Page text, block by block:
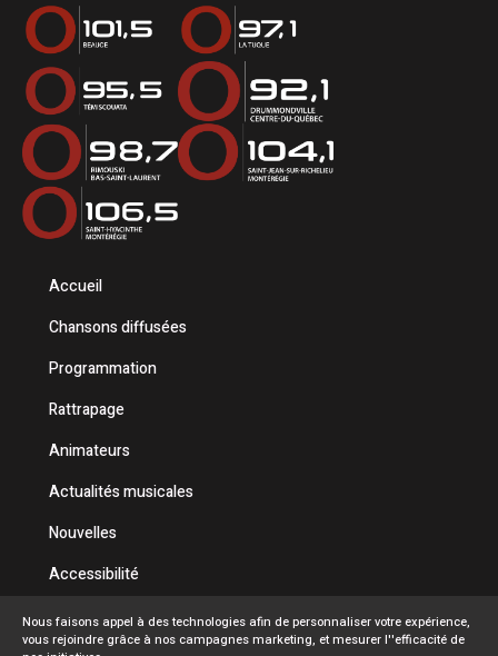
Accueil
Chansons diffusées
Programmation
Rattrapage
Animateurs
Actualités musicales
Nouvelles
Accessibilité
Politique de confidentialité
Nous faisons appel à des technologies afin de personnaliser votre expérience,
vous rejoindre grâce à nos campagnes marketing, et mesurer l''efficacité de